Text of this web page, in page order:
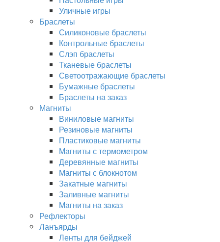
Уличные игры
Браслеты
Силиконовые браслеты
Контрольные браслеты
Слэп браслеты
Тканевые браслеты
Светоотражающие браслеты
Бумажные браслеты
Браслеты на заказ
Магниты
Виниловые магниты
Резиновые магниты
Пластиковые магниты
Магниты с термометром
Деревянные магниты
Магниты с блокнотом
Закатные магниты
Заливные магниты
Магниты на заказ
Рефлекторы
Ланъярды
Ленты для бейджей